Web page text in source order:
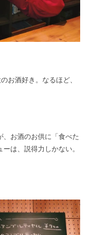
お酒好き。なるほど、
、お酒のお供に「食べた
は、説得力しかない。